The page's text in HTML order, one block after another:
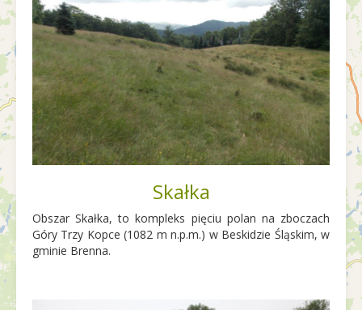
Skałka
Obszar Skałka, to kompleks pięciu polan na zboczach
Góry Trzy Kopce (1082 m n.p.m.) w Beskidzie Śląskim, w
gminie Brenna.